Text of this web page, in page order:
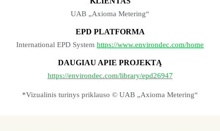
UAB „Axioma Metering“
EPD PLATFORMA
International EPD System https://www.environdec.com/home
DAUGIAU APIE PROJEKTĄ
https://environdec.com/library/epd26947
*Vizualinis turinys priklauso © UAB „Axioma Metering“